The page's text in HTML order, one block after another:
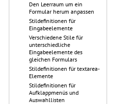
Den Leerraum um ein
Formular herum anpassen
Stildefinitionen für
Eingabeelemente
Verschiedene Stile für
unterschiedliche
Eingabeelemente des
gleichen Formulars
Stildefinitionen für textarea-
Elemente
Stildefinitionen für
Aufklappmenüs und
Auswahllisten